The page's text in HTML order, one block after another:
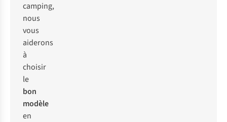
camping,
nous
vous
aiderons
à
choisir
le
bon
modèle
en